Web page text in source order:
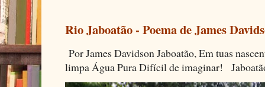
Rio Jaboatão - Poema de James
Por James Davidson Jaboatão, Em tuas
limpa Água Pura Difícil de imaginar!